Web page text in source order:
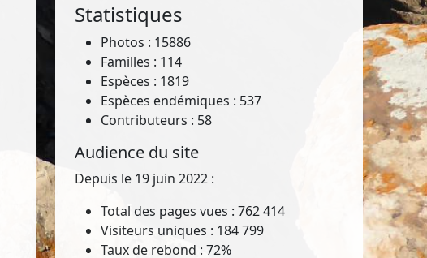
Statistiques
Photos : 15886
Familles : 114
Espèces : 1819
Espèces endémiques : 537
Contributeurs : 58
Audience du site
Depuis le 19 juin 2022 :
Total des pages vues : 762 414
Visiteurs uniques : 184 799
Taux de rebond : 72%